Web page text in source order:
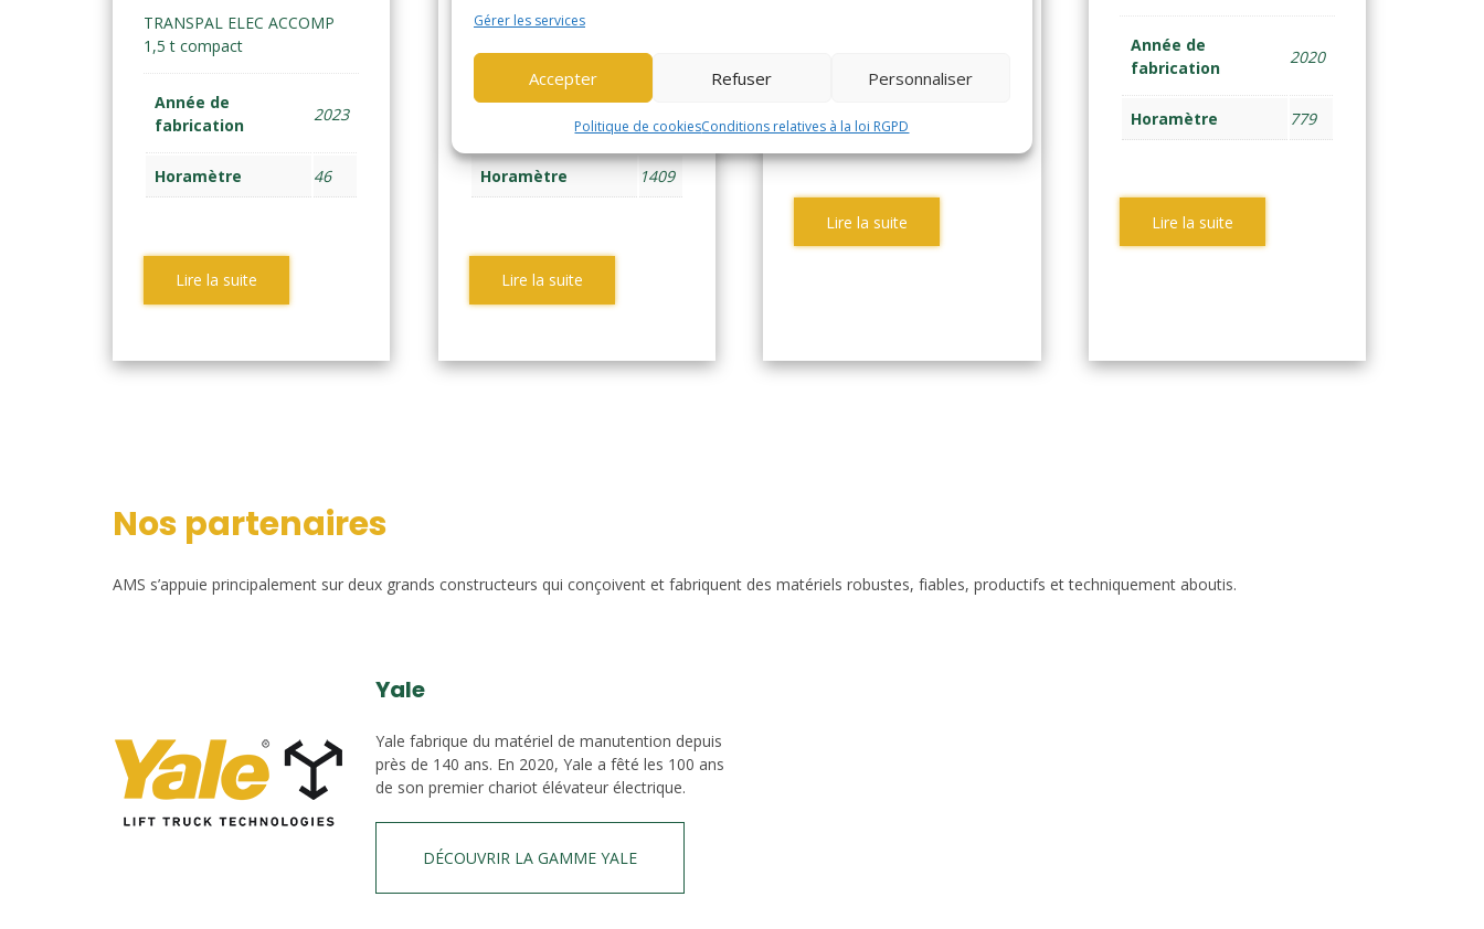
Gérer les services
Accepter Refuser Personnaliser
Politique de cookiesConditions relatives à la loi RGPD
TRANSPAL ELEC ACCOMP
1,5 t compact
Année de
fabrication
2023
Horamètre 46
Lire la suite
GERBEUR ELEC PORTE 1,4t
Année de
Horamètre 1409
Lire la suite
Horamètre
Lire la suite
Année de
fabrication
2020
Horamètre 779
Lire la suite
Nos partenaires
AMS s’appuie principalement sur deux grands constructeurs qui conçoivent et fabriquent des matériels robustes, fiables, productifs et techniquement aboutis.
Yale
Yale fabrique du matériel de manutention depuis
près de 140 ans. En 2020, Yale a fêté les 100 ans
de son premier chariot élévateur électrique.
DÉCOUVRIR LA GAMME YALE